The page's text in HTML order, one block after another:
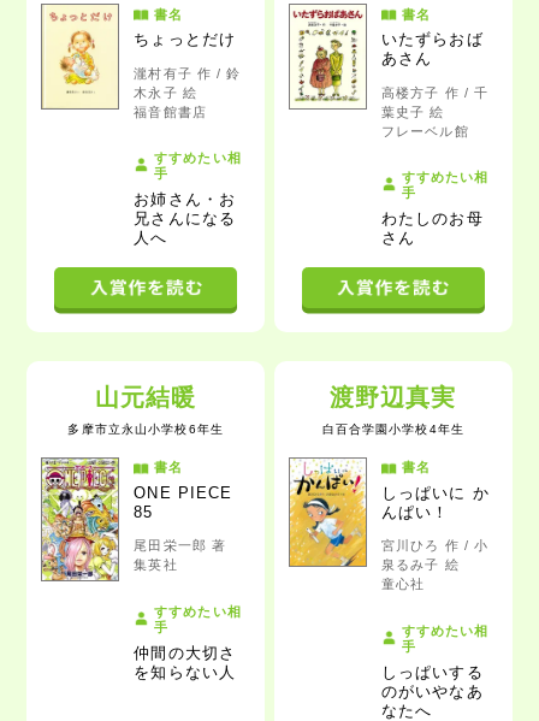
書名
ちょっとだけ
瀧村有子 作 / 鈴
木永子 絵
福音館書店
すすめたい相
手
お姉さん・お
兄さんになる
人へ
書名
いたずらおば
あさん
高楼方子 作 / 千
葉史子 絵
フレーベル館
すすめたい相
手
わたしのお母
さん
山元結暖
多摩市立永山小学校6年生
書名
ONE PIECE
85
尾田栄一郎 著
集英社
すすめたい相
手
仲間の大切さ
を知らない人
渡野辺真実
白百合学園小学校4年生
書名
しっぱいに か
んぱい！
宮川ひろ 作 / 小
泉るみ子 絵
童心社
すすめたい相
手
しっぱいする
のがいやなあ
なたへ